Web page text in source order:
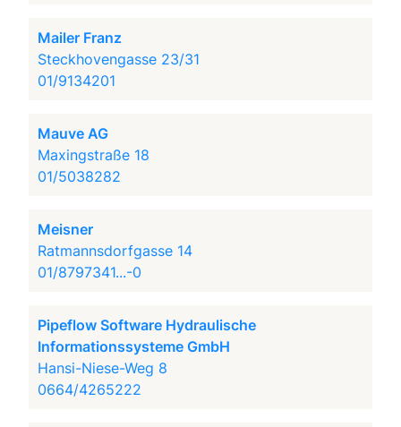
Mailer Franz
Steckhovengasse 23/31
01/9134201
Mauve AG
Maxingstraße 18
01/5038282
Meisner
Ratmannsdorfgasse 14
01/8797341...-0
Pipeflow Software Hydraulische
Informationssysteme GmbH
Hansi-Niese-Weg 8
0664/4265222